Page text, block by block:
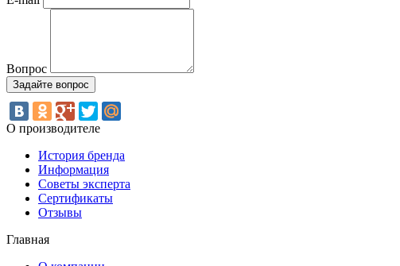
Вопрос
О производителе
История бренда
Информация
Советы эксперта
Сертификаты
Отзывы
Главная